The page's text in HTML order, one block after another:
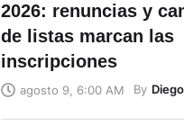
2026: renuncias y
de listas marcan las
inscripciones
agosto 9, 6:00 AM By